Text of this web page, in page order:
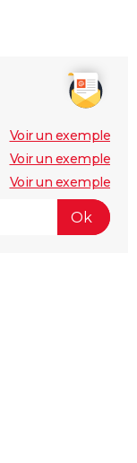
Voir un exemple
Voir un exemple
Voir un exemple